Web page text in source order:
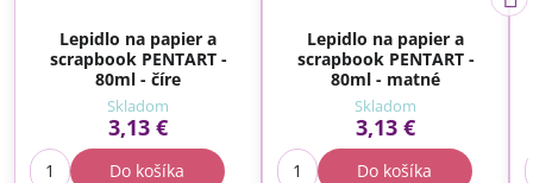
Lepidlo na papier a
scrapbook PENTART -
80ml - číre
Skladom
3,13 €
Do košíka
Lepidlo na papier a
scrapbook PENTART -
80ml - matné
Skladom
3,13 €
Do košíka